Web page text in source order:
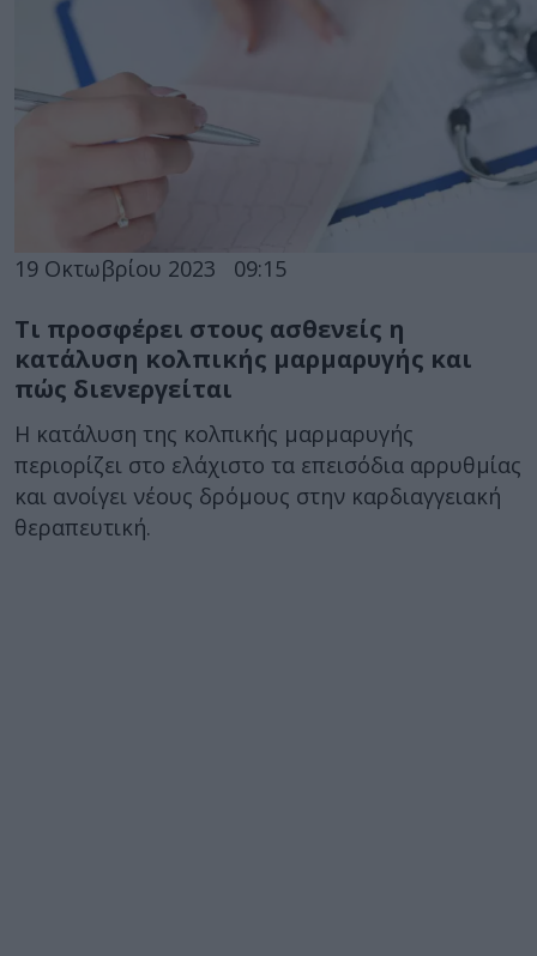
19 Οκτωβρίου 2023 09:15
Τι προσφέρει στους ασθενείς η
κατάλυση κολπικής μαρμαρυγής και
πώς διενεργείται
Η κατάλυση της κολπικής μαρμαρυγής
περιορίζει στο ελάχιστο τα επεισόδια αρρυθμίας
και ανοίγει νέους δρόμους στην καρδιαγγειακή
θεραπευτική.